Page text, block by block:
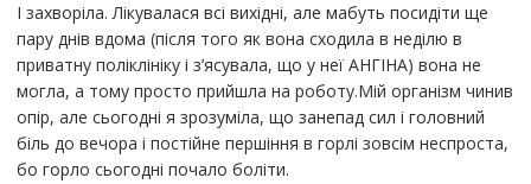
І захворіла. Лікувалася всі вихідні, але мабуть посидіти ще
пару днів вдома (після того як вона сходила в неділю в
приватну поліклініку і з’ясувала, що у неї АНГІНА) вона не
могла, а тому просто прийшла на роботу.Мій організм чинив
опір, але сьогодні я зрозуміла, що занепад сил і головний
біль до вечора і постійне першіння в горлі зовсім неспроста,
бо горло сьогодні почало боліти.